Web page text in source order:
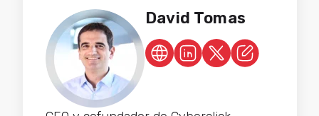
David Tomas